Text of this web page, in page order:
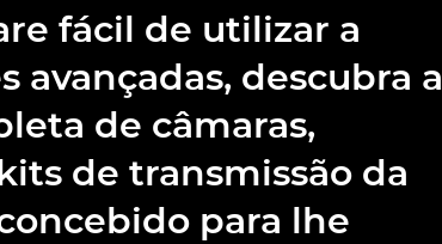
fácil de utilizar a
avançadas, descubra a
de câmaras,
de transmissão da
para lhe